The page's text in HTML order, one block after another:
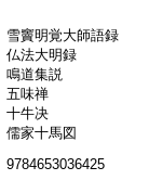
雪竇明覚大師語録
仏法大明録
鳴道集説
五味禅
十牛决
儒家十馬図
9784653036425